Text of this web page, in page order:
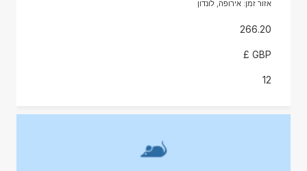
אזור זמן: אירופה, לונדון
266.20
GBP £